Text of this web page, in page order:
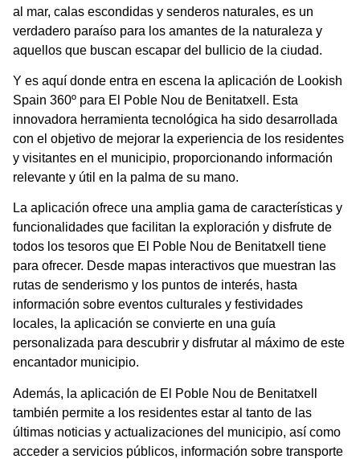
al mar, calas escondidas y senderos naturales, es un
verdadero paraíso para los amantes de la naturaleza y
aquellos que buscan escapar del bullicio de la ciudad.
Y es aquí donde entra en escena la aplicación de Lookish
Spain 360º para El Poble Nou de Benitatxell. Esta
innovadora herramienta tecnológica ha sido desarrollada
con el objetivo de mejorar la experiencia de los residentes
y visitantes en el municipio, proporcionando información
relevante y útil en la palma de su mano.
La aplicación ofrece una amplia gama de características y
funcionalidades que facilitan la exploración y disfrute de
todos los tesoros que El Poble Nou de Benitatxell tiene
para ofrecer. Desde mapas interactivos que muestran las
rutas de senderismo y los puntos de interés, hasta
información sobre eventos culturales y festividades
locales, la aplicación se convierte en una guía
personalizada para descubrir y disfrutar al máximo de este
encantador municipio.
Además, la aplicación de El Poble Nou de Benitatxell
también permite a los residentes estar al tanto de las
últimas noticias y actualizaciones del municipio, así como
acceder a servicios públicos, información sobre transporte